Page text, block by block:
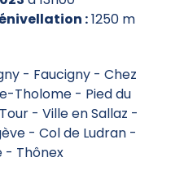
:1250 m
- Faucigny - Chez
Tholome - Pied du
- Ville en Sallaz -
- Col de Ludran -
- Thônex